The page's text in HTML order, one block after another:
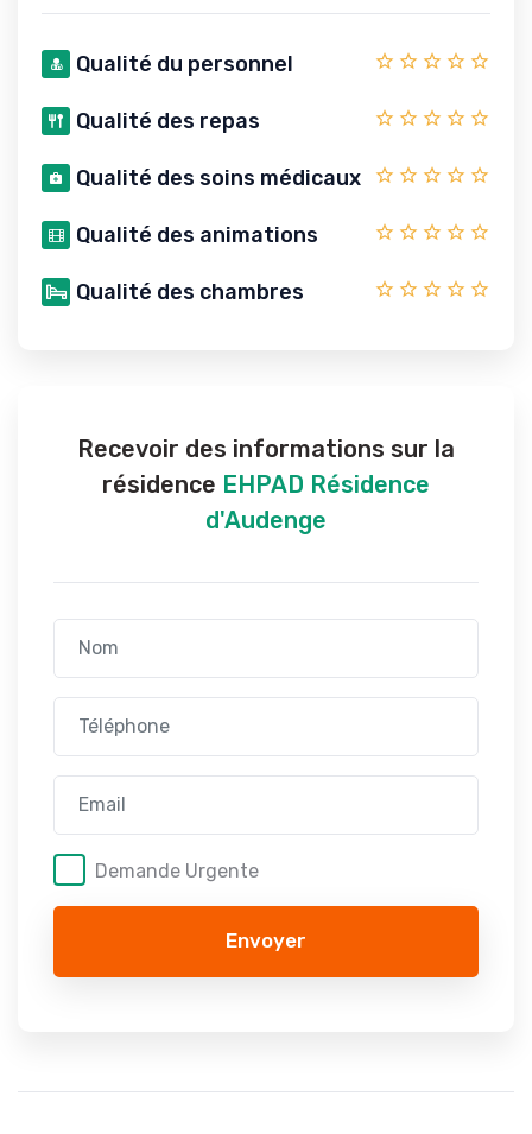
Qualité du personnel
Qualité des repas
Qualité des soins médicaux
Qualité des animations
Qualité des chambres
Recevoir des informations sur la
résidence EHPAD Résidence
d'Audenge
Demande Urgente
Envoyer